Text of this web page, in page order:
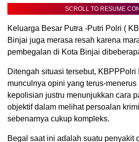
SCROLL TO RESUME
Keluarga Besar Putra -Putri Polri (
Binjai juga merasa resah karena
pembegalan di Kota Binjai
Ditengah situasi tersebut,
munculnya opini yang terus-
kepolisian justru menunjukkan cara
objektif dalam melihat persoalan
sebenarnya cukup kompleks.
Begal saat ini adalah suatu penyakit